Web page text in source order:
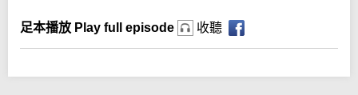
足本播放 Play full episode 收聽